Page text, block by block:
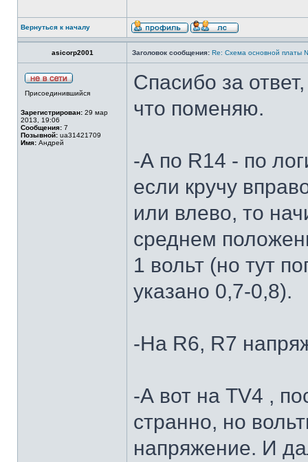
Вернуться к началу
asicorp2001 Заголовок сообщения: Re: Cхема основной платы
Присоединившийся
Зарегистрирован: 29 мар
2013, 19:06
Сообщения: 7
Позывной: ua31421709
Имя: Андрей
Спасибо за
что поменяю.
-А по R14 - по
если кручу
или влево, то
среднем
1 вольт (но тут
указано 0,7-0,8).
-На R6, R7
-А вот на TV4 ,
странно, но
напряжение. И